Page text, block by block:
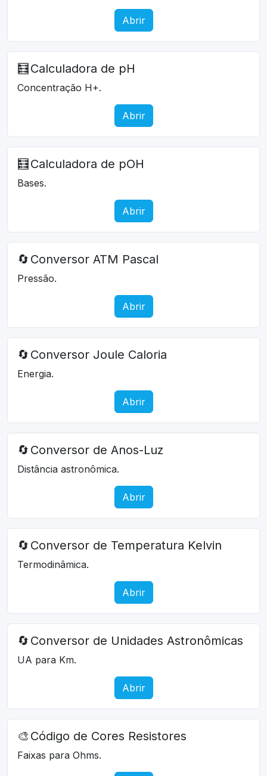
Abrir
🧮 Calculadora de pH
Concentração H+.
Abrir
🧮 Calculadora de pOH
Bases.
Abrir
🔄 Conversor ATM Pascal
Pressão.
Abrir
🔄 Conversor Joule Caloria
Energia.
Abrir
🔄 Conversor de Anos-Luz
Distância astronômica.
Abrir
🔄 Conversor de Temperatura Kelvin
Termodinâmica.
Abrir
🔄 Conversor de Unidades Astronômicas
UA para Km.
Abrir
🎨 Código de Cores Resistores
Faixas para Ohms.